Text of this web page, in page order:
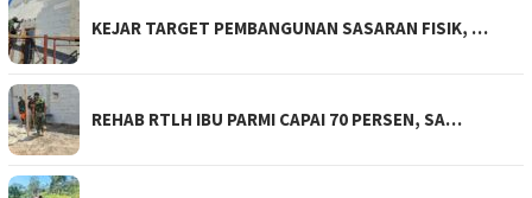
KEJAR TARGET PEMBANGUNAN SASARAN FISIK, …
REHAB RTLH IBU PARMI CAPAI 70 PERSEN, SA…